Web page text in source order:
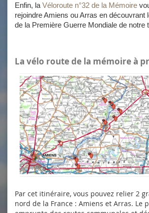
Enfin, la Véloroute n°32 de la Mémoire
rejoindre Amiens ou Arras en découvrant
de la Première Guerre Mondiale de notre
La vélo route de la mémoire à
Par cet itinéraire, vous pouvez relier 2
nord de la France : Amiens et Arras. Le